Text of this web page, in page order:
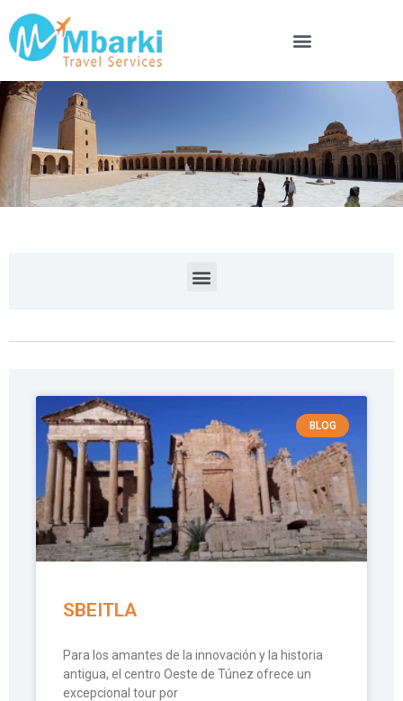
BLOG
SBEITLA
Para los amantes de la innovación y la historia
antigua, el centro Oeste de Túnez ofrece un
excepcional tour por